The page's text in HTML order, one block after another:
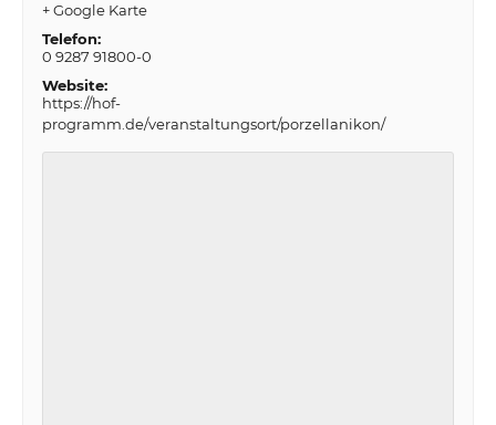
+ Google Karte
Telefon:
0 9287 91800-0
Website:
https://hof-
programm.de/veranstaltungsort/porzellanikon/